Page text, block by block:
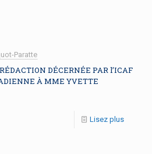
Paratte
DÉCERNÉE PAR l’ICAF
À MME YVETTE
Lisez plus